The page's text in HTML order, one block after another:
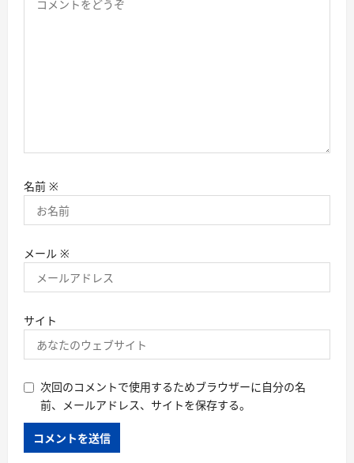
名前 ※
メール ※
サイト
次回のコメントで使用するためブラウザーに自分の名
前、メールアドレス、サイトを保存する。